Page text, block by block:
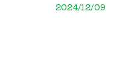
2024/12/09